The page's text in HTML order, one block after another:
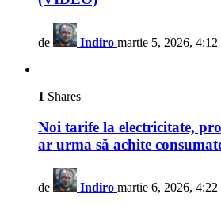
de Indiro martie 5, 2026, 4:12
1 Shares
Noi tarife la electricitate,
ar urma să achite
de Indiro martie 6, 2026, 4:22